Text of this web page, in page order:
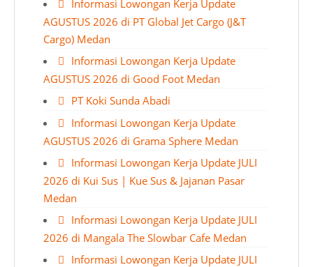
Informasi Lowongan Kerja Update
AGUSTUS 2026 di PT Global Jet Cargo (J&T
Cargo) Medan
Informasi Lowongan Kerja Update
AGUSTUS 2026 di Good Foot Medan
PT Koki Sunda Abadi
Informasi Lowongan Kerja Update
AGUSTUS 2026 di Grama Sphere Medan
Informasi Lowongan Kerja Update JULI
2026 di Kui Sus | Kue Sus & Jajanan Pasar
Medan
Informasi Lowongan Kerja Update JULI
2026 di Mangala The Slowbar Cafe Medan
Informasi Lowongan Kerja Update JULI